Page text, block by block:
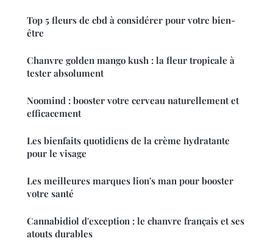
Top 5 fleurs de cbd à considérer pour votre bien-
être
Chanvre golden mango kush : la fleur tropicale à
tester absolument
Noomind : booster votre cerveau naturellement et
efficacement
Les bienfaits quotidiens de la crème hydratante
pour le visage
Les meilleures marques lion's man pour booster
votre santé
Cannabidiol d'exception : le chanvre français et ses
atouts durables